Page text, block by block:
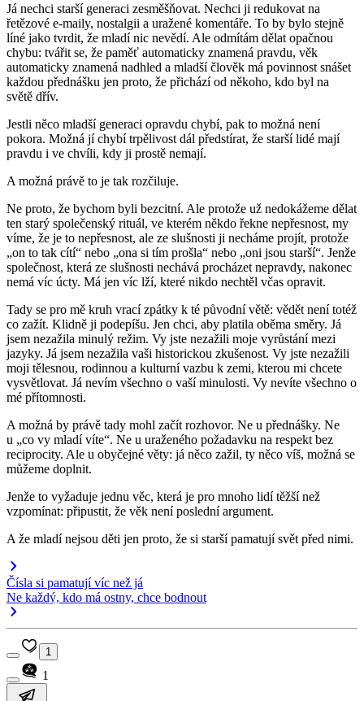
Já nechci starší generaci zesměšňovat. Nechci ji redukovat na
řetězové e-maily, nostalgii a uražené komentáře. To by bylo stejně
líné jako tvrdit, že mladí nic nevědí. Ale odmítám dělat opačnou
chybu: tvářit se, že paměť automaticky znamená pravdu, věk
automaticky znamená nadhled a mladší člověk má povinnost snášet
každou přednášku jen proto, že přichází od někoho, kdo byl na
světě dřív.
Jestli něco mladší generaci opravdu chybí, pak to možná není
pokora. Možná jí chybí trpělivost dál předstírat, že starší lidé mají
pravdu i ve chvíli, kdy ji prostě nemají.
A možná právě to je tak rozčiluje.
Ne proto, že bychom byli bezcitní. Ale protože už nedokážeme dělat
ten starý společenský rituál, ve kterém někdo řekne nepřesnost, my
víme, že je to nepřesnost, ale ze slušnosti ji necháme projít, protože
„on to tak cítí“ nebo „ona si tím prošla“ nebo „oni jsou starší“. Jenže
společnost, která ze slušnosti nechává procházet nepravdy, nakonec
nemá víc úcty. Má jen víc lží, které nikdo nechtěl včas opravit.
Tady se pro mě kruh vrací zpátky k té původní větě: vědět není totéž
co zažít. Klidně ji podepíšu. Jen chci, aby platila oběma směry. Já
jsem nezažila minulý režim. Vy jste nezažili moje vyrůstání mezi
jazyky. Já jsem nezažila vaši historickou zkušenost. Vy jste nezažili
moji tělesnou, rodinnou a kulturní vazbu k zemi, kterou mi chcete
vysvětlovat. Já nevím všechno o vaší minulosti. Vy nevíte všechno o
mé přítomnosti.
A možná by právě tady mohl začít rozhovor. Ne u přednášky. Ne
u „co vy mladí víte“. Ne u uraženého požadavku na respekt bez
reciprocity. Ale u obyčejné věty: já něco zažil, ty něco víš, možná se
můžeme doplnit.
Jenže to vyžaduje jednu věc, která je pro mnoho lidí těžší než
vzpomínat: připustit, že věk není poslední argument.
A že mladí nejsou děti jen proto, že si starší pamatují svět před nimi.
Čísla si pamatují víc než já
Ne každý, kdo má ostny, chce bodnout
1
1